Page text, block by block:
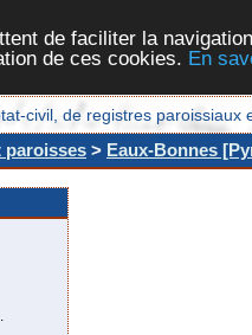
de faciliter la
de ces cookies. En
civil, de registres
paroisses > Eaux-Bonnes